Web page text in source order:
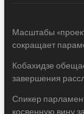
Масштабы
сокращает
Кобахидзе
завершения
Спикер
косвенную вину